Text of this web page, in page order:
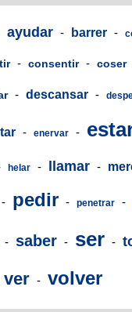
ayudar - barrer -
- consentir - coser
- descansar -
- enervar -
helar - llamar -
- pedir - penetrar -
- saber - ser -
ver - volver